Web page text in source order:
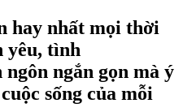
hay nhất mọi thời
yêu, tình
ngắn gọn mà ý
sống của mỗi